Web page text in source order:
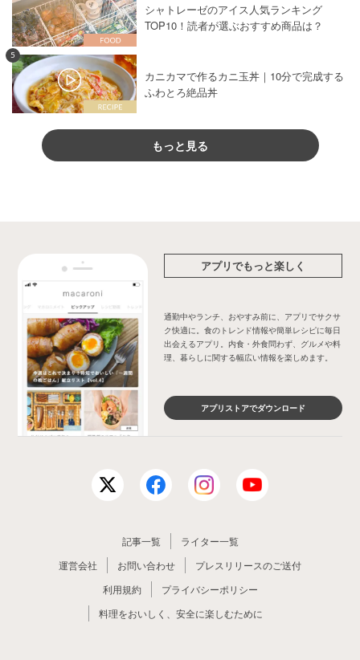
シャトレーゼのアイス人気ランキング
TOP10！読者が選ぶおすすめ商品は？
5
カニカマで作るカニ玉丼｜10分で完成する
ふわとろ絶品丼
もっと見る
アプリでもっと楽しく
通勤中やランチ、おやすみ前に、アプリでサクサ
ク快適に。食のトレンド情報や簡単レシピに毎日
出会えるアプリ。内食・外食問わず、グルメや料
理、暮らしに関する幅広い情報を楽しめます。
アプリストアでダウンロード
記事一覧
ライター一覧
運営会社
お問い合わせ
プレスリリースのご送付
利用規約
プライバシーポリシー
料理をおいしく、安全に楽しむために